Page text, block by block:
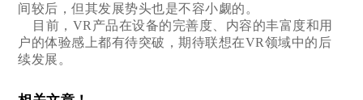
间较后，但其发展势头也是不容小觑的。
目前，VR产品在设备的完善度、内容的丰富度和用
户的体验感上都有待突破，期待联想在VR领域中的后
续发展。